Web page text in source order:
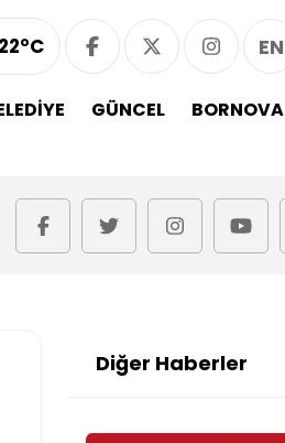
22°C EN
GÜNCEL BORNOVA
Diğer Haberler